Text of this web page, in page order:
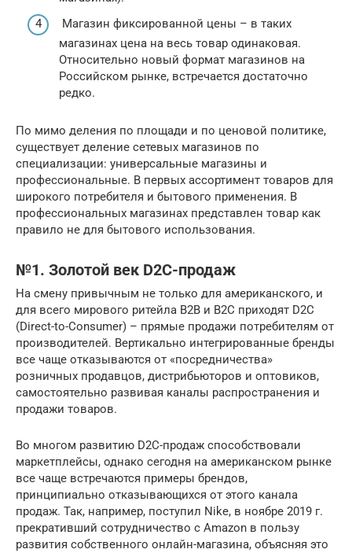
Магазин фиксированной цены – в таких
магазинах цена на весь товар одинаковая.
Относительно новый формат магазинов на
Российском рынке, встречается достаточно
редко.
По мимо деления по площади и по ценовой политике,
существует деление сетевых магазинов по
специализации: универсальные магазины и
профессиональные. В первых ассортимент товаров для
широкого потребителя и бытового применения. В
профессиональных магазинах представлен товар как
правило не для бытового использования.
№1. Золотой век D2C-продаж
На смену привычным не только для американского, и
для всего мирового ритейла B2B и B2С приходят D2C
(Direct-to-Consumer) – прямые продажи потребителям от
производителей. Вертикально интегрированные бренды
все чаще отказываются от «посредничества»
розничных продавцов, дистрибьюторов и оптовиков,
самостоятельно развивая каналы распространения и
продажи товаров.
Во многом развитию D2C-продаж способствовали
маркетплейсы, однако сегодня на американском рынке
все чаще встречаются примеры брендов,
принципиально отказывающихся от этого канала
продаж. Так, например, поступил Nike, в ноябре 2019 г.
прекративший сотрудничество с Amazon в пользу
развития собственного онлайн-магазина, объясняя это